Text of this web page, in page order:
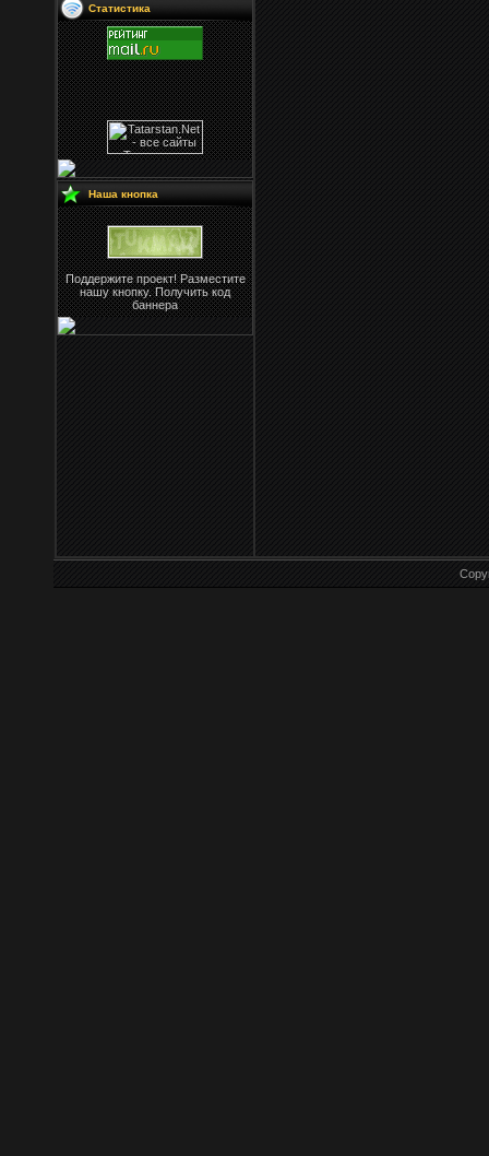
Статистика
Наша кнопка
Поддержите проект! Разместите
нашу кнопку. Получить код
баннера